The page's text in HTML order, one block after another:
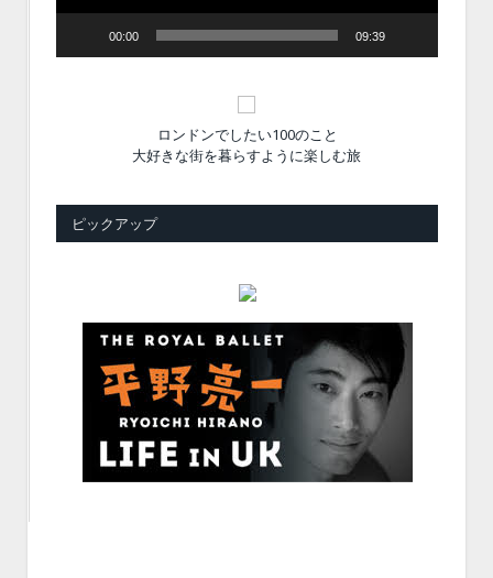
00:00 09:39
ロンドンでしたい100のこと
大好きな街を暮らすように楽しむ旅
ピックアップ